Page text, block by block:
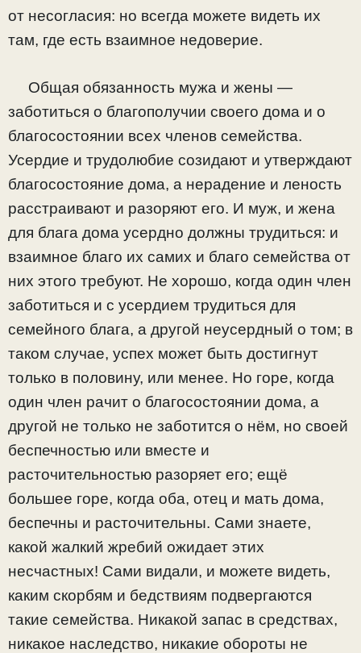
от несогласия: но всегда можете видеть их
там, где есть взаимное недоверие.
Общая обязанность мужа и жены —
заботиться о благополучии своего дома и о
благосостоянии всех членов семейства.
Усердие и трудолюбие созидают и утверждают
благосостояние дома, а нерадение и леность
расстраивают и разоряют его. И муж, и жена
для блага дома усердно должны трудиться: и
взаимное благо их самих и благо семейства от
них этого требуют. Не хорошо, когда один член
заботиться и с усердием трудиться для
семейного блага, а другой неусердный о том; в
таком случае, успех может быть достигнут
только в половину, или менее. Но горе, когда
один член рачит о благосостоянии дома, а
другой не только не заботится о нём, но своей
беспечностью или вместе и
расточительностью разоряет его; ещё
большее горе, когда оба, отец и мать дома,
беспечны и расточительны. Сами знаете,
какой жалкий жребий ожидает этих
несчастных! Сами видали, и можете видеть,
каким скорбям и бедствиям подвергаются
такие семейства. Никакой запас в средствах,
никакое наследство, никакие обороты не